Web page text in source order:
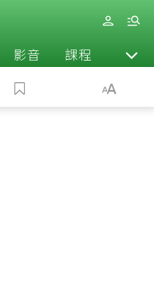
影音 課程 退休